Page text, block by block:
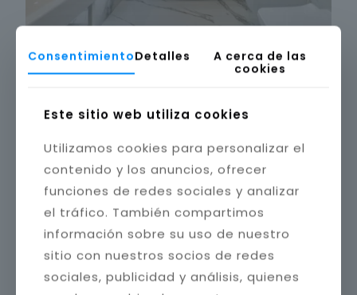
ConsentimientoDetalles
A cerca de las
cookies
Este sitio web utiliza cookies
Utilizamos cookies para personalizar el
contenido y los anuncios, ofrecer
funciones de redes sociales y analizar
el tráfico. También compartimos
información sobre su uso de nuestro
sitio con nuestros socios de redes
sociales, publicidad y análisis, quienes